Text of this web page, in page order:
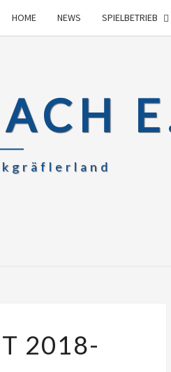
HOME NEWS SPIELBETRIEB
2018-